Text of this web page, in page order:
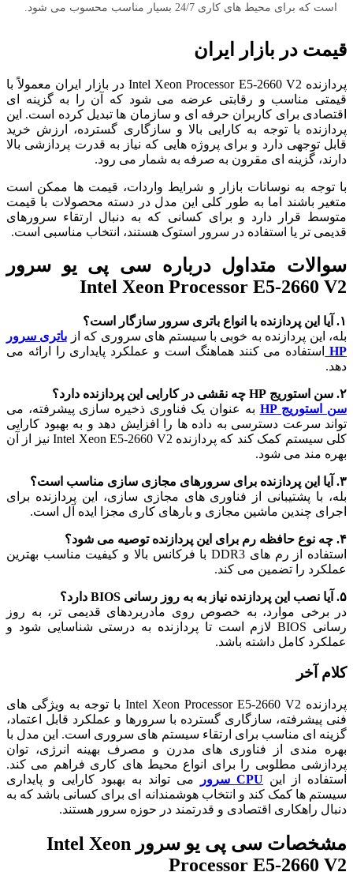
است که برای محیط های کاری 24/7 بسیار مناسب محسوب می شود.
قیمت در بازار ایران
پردازنده Intel Xeon Processor E5-2660 V2 در بازار ایران معمولاً با
قیمتی مناسب و رقابتی عرضه می شود که آن را به گزینه ای
اقتصادی برای کاربران حرفه ای و سازمان ها تبدیل کرده است. این
پردازنده با توجه به کارایی بالا و سازگاری گسترده، ارزش خرید
قابل توجهی دارد و برای پروژه هایی که نیاز به قدرت پردازشی بالا
دارند، گزینه ای مقرون به صرفه به شمار می رود.
با توجه به نوسانات بازار و شرایط واردات، قیمت ها ممکن است
متغیر باشند اما به طور کلی این مدل در دسته محصولات با قیمت
متوسط قرار دارد و برای کسانی که به دنبال ارتقاء سرورهای
قدیمی تر یا استفاده در سرور استوک هستند، انتخاب مناسبی است.
سوالات متداول درباره سی پی یو سرور
Intel Xeon Processor E5-2660 V2
۱. آیا این پردازنده با انواع باتری سرور سازگار است؟
بله، این پردازنده به خوبی با سیستم های سروری که از باتری سرور
HP
استفاده می کنند هماهنگ است و عملکرد پایداری را ارائه می
دهد.
۲. سن استوریج HP چه نقشی در کارایی این پردازنده دارد؟
سن استوریج HP
به عنوان یک فناوری ذخیره سازی پیشرفته، می
تواند سرعت دسترسی به داده ها را افزایش دهد و به بهبود کارایی
کلی سیستم کمک کند که پردازنده Intel Xeon E5-2660 V2 نیز از آن
بهره مند می شود.
۳. آیا این پردازنده برای سرورهای مجازی سازی مناسب است؟
بله، با پشتیبانی از فناوری های مجازی سازی، این پردازنده برای
اجرای چندین ماشین مجازی و بارهای کاری مجزا ایده آل است.
۴. چه نوع حافظه رم برای این پردازنده توصیه می شود؟
استفاده از رم های DDR3 با فرکانس بالا و کیفیت مناسب بهترین
عملکرد را تضمین می کند.
۵. آیا نصب این پردازنده نیاز به به روز رسانی BIOS دارد؟
در برخی موارد، به خصوص روی مادربردهای قدیمی تر، به روز
رسانی BIOS لازم است تا پردازنده به درستی شناسایی شود و
عملکرد کامل داشته باشد.
کلام آخر
پردازنده Intel Xeon Processor E5-2660 V2 با توجه به ویژگی های
فنی پیشرفته، سازگاری گسترده با سرورها و عملکرد قابل اعتماد،
گزینه ای مناسب برای ارتقاء سیستم های سروری است. این مدل با
بهره مندی از فناوری های مدرن و مصرف بهینه انرژی، توان
پردازشی مطلوبی را برای انواع محیط های کاری فراهم می کند.
استفاده از این CPU سرور
می تواند به بهبود کارایی و پایداری
سیستم ها کمک کند و انتخاب هوشمندانه ای برای کسانی باشد که به
دنبال راهکاری اقتصادی و قدرتمند در حوزه سرور هستند.
مشخصات
سی پی یو سرور Intel Xeon
Processor E5-2660 V2